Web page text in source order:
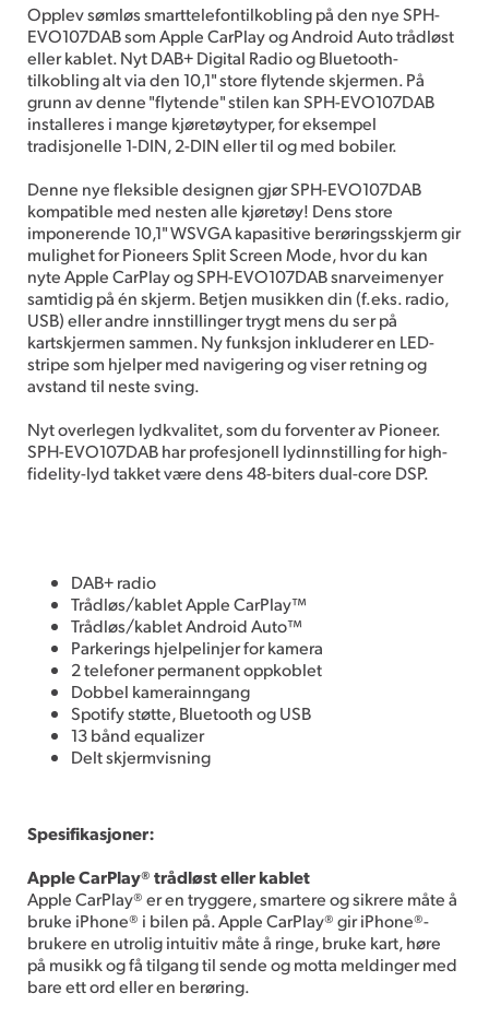
Opplev sømløs smarttelefontilkobling på den nye SPH-
EVO107DAB som Apple CarPlay og Android Auto trådløst
eller kablet. Nyt DAB+ Digital Radio og Bluetooth-
tilkobling alt via den 10,1" store flytende skjermen. På
grunn av denne "flytende" stilen kan SPH-EVO107DAB
installeres i mange kjøretøytyper, for eksempel
tradisjonelle 1-DIN, 2-DIN eller til og med bobiler.
Denne nye fleksible designen gjør SPH-EVO107DAB
kompatible med nesten alle kjøretøy! Dens store
imponerende 10,1" WSVGA kapasitive berøringsskjerm gir
mulighet for Pioneers Split Screen Mode, hvor du kan
nyte Apple CarPlay og SPH-EVO107DAB snarveimenyer
samtidig på én skjerm. Betjen musikken din (f.eks. radio,
USB) eller andre innstillinger trygt mens du ser på
kartskjermen sammen. Ny funksjon inkluderer en LED-
stripe som hjelper med navigering og viser retning og
avstand til neste sving.
Nyt overlegen lydkvalitet, som du forventer av Pioneer.
SPH-EVO107DAB har profesjonell lydinnstilling for high-
fidelity-lyd takket være dens 48-biters dual-core DSP.
DAB+ radio
Trådløs/kablet Apple CarPlay™
Trådløs/kablet Android Auto™
Parkerings hjelpelinjer for kamera
2 telefoner permanent oppkoblet
Dobbel kamerainngang
Spotify støtte, Bluetooth og USB
13 bånd equalizer
Delt skjermvisning
Spesifikasjoner:
Apple CarPlay® trådløst eller kablet
Apple CarPlay® er en tryggere, smartere og sikrere måte å
bruke iPhone® i bilen på. Apple CarPlay® gir iPhone®-
brukere en utrolig intuitiv måte å ringe, bruke kart, høre
på musikk og få tilgang til sende og motta meldinger med
bare ett ord eller en berøring.